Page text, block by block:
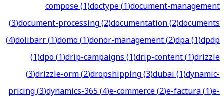
compose(1)doctype(1)document-management
(3)document-processing(2)documentation(2)documents
(4)dolibarr(1)domo(1)donor-management(2)dpa(1)dpdp
(1)dpo(1)drip-campaigns(1)drip-content(1)drizzle
(3)drizzle-orm(2)dropshipping(3)dubai(1)dynamic-
pricing(3)dynamics-365(4)e-commerce(2)e-factura(1)e-